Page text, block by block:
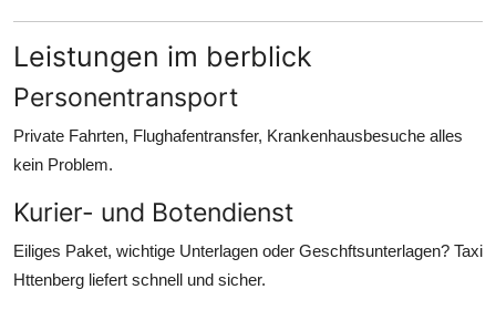
Leistungen im berblick
Personentransport
Private Fahrten, Flughafentransfer, Krankenhausbesuche alles
kein Problem.
Kurier- und Botendienst
Eiliges Paket, wichtige Unterlagen oder Geschftsunterlagen? Taxi
Httenberg liefert schnell und sicher.